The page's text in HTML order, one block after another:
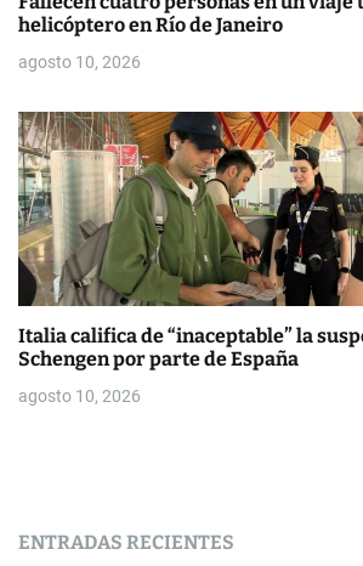
helicóptero en Río de Janeiro
agosto 10, 2026
Italia califica de “inaceptable” la
Schengen por parte de España
agosto 10, 2026
ENTRADAS RECIENTES